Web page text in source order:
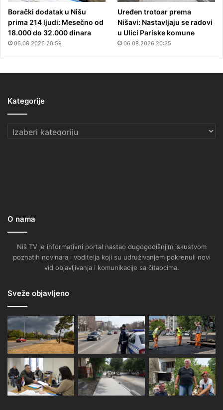
Borački dodatak u Nišu
prima 214 ljudi: Mesečno od
18.000 do 32.000 dinara
06.08.2026 20:59
Uređen trotoar prema
Nišavi: Nastavljaju se radovi
u Ulici Pariske komune
06.08.2026 20:35
Kategorije
Kategorije
O nama
Niš TV je informativni portal nastao dugogodišnjim iskustvom
poznatih novinara i voditelja koji su udruživanjem pokrenuli novi
vid objavljivanja i komunikacije sa čitaocima.
Sveže objavljeno